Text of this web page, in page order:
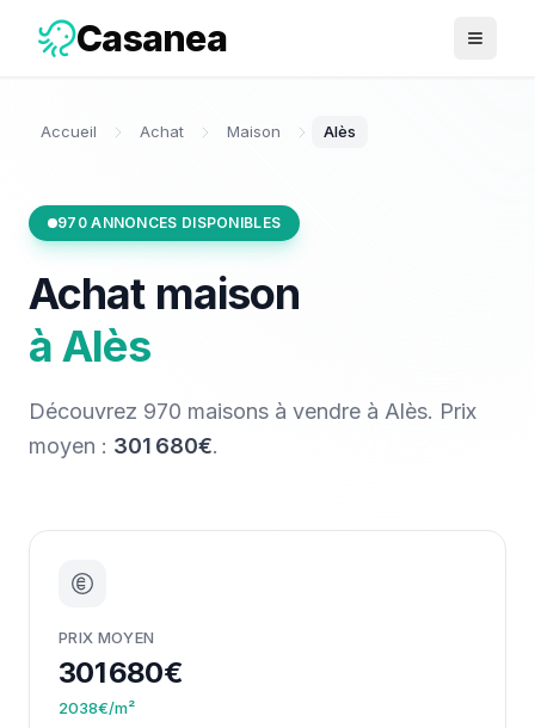
Casanea Ouvrir
Accueil Achat Maison Alès
970ANNONCES DISPONIBLES
Achat maison
àAlès
Découvrez 970 maisons à vendre à Alès. Prix
moyen : 301 680€.
PRIX MOYEN
301 680€
2038€/m²